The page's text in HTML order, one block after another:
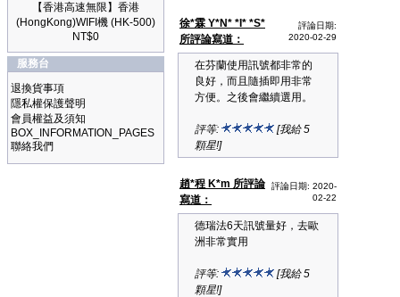
【香港高速無限】香港
(HongKong)WIFI機 (HK-500)
NT$0
服務台
退換貨事項
隱私權保護聲明
會員權益及須知
BOX_INFORMATION_PAGES
聯絡我們
徐*霖 Y*N* *I* *S*
所評論寫道：
評論日期:
2020-02-29
在芬蘭使用訊號都非常的
良好，而且隨插即用非常
方便。之後會繼續選用。
評等:
[我給 5
顆星!]
趙*程 K*m 所評論
寫道：
評論日期: 2020-
02-22
德瑞法6天訊號量好，去歐
洲非常實用
評等:
[我給 5
顆星!]